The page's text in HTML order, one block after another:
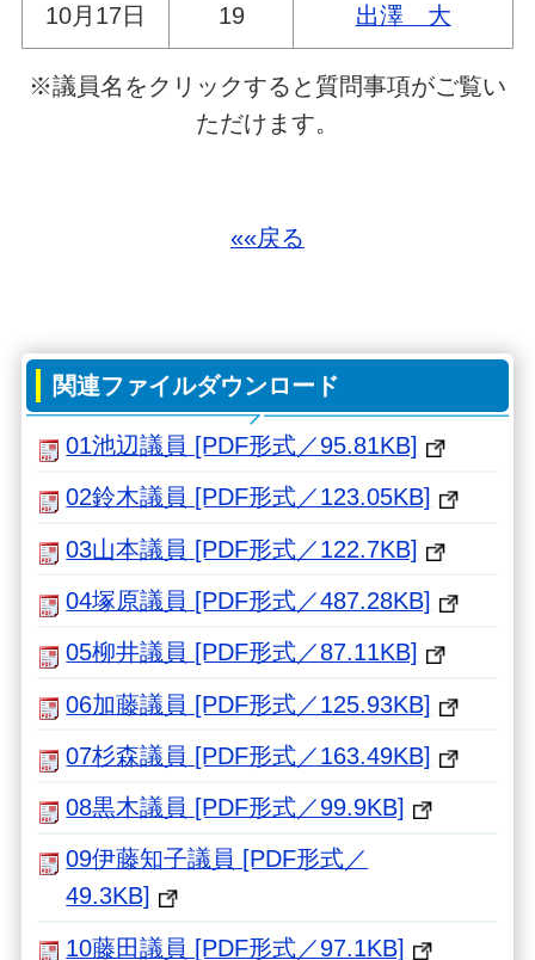
10月17日 19 出澤 大
※議員名をクリックすると質問事項がご覧い
ただけます。
««戻る
関連ファイルダウンロード
01池辺議員 [PDF形式／95.81KB]
02鈴木議員 [PDF形式／123.05KB]
03山本議員 [PDF形式／122.7KB]
04塚原議員 [PDF形式／487.28KB]
05柳井議員 [PDF形式／87.11KB]
06加藤議員 [PDF形式／125.93KB]
07杉森議員 [PDF形式／163.49KB]
08黒木議員 [PDF形式／99.9KB]
09伊藤知子議員 [PDF形式／
49.3KB]
10藤田議員 [PDF形式／97.1KB]